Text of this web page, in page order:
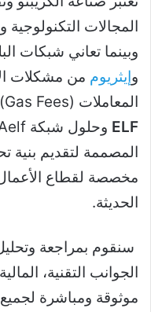
المجالات التكنولوجية
وبينما تعاني شبكات
وإيثريوم من مشكلات
المعاملات (Gas Fees) عند زيادة الضغط، تبرز
ELF
المصممة لتقديم بنية
مخصصة لقطاع الأعمال
الحديثة.
سنقوم بمراجعة
الجوانب التقنية،
موثوقة ومباشرة